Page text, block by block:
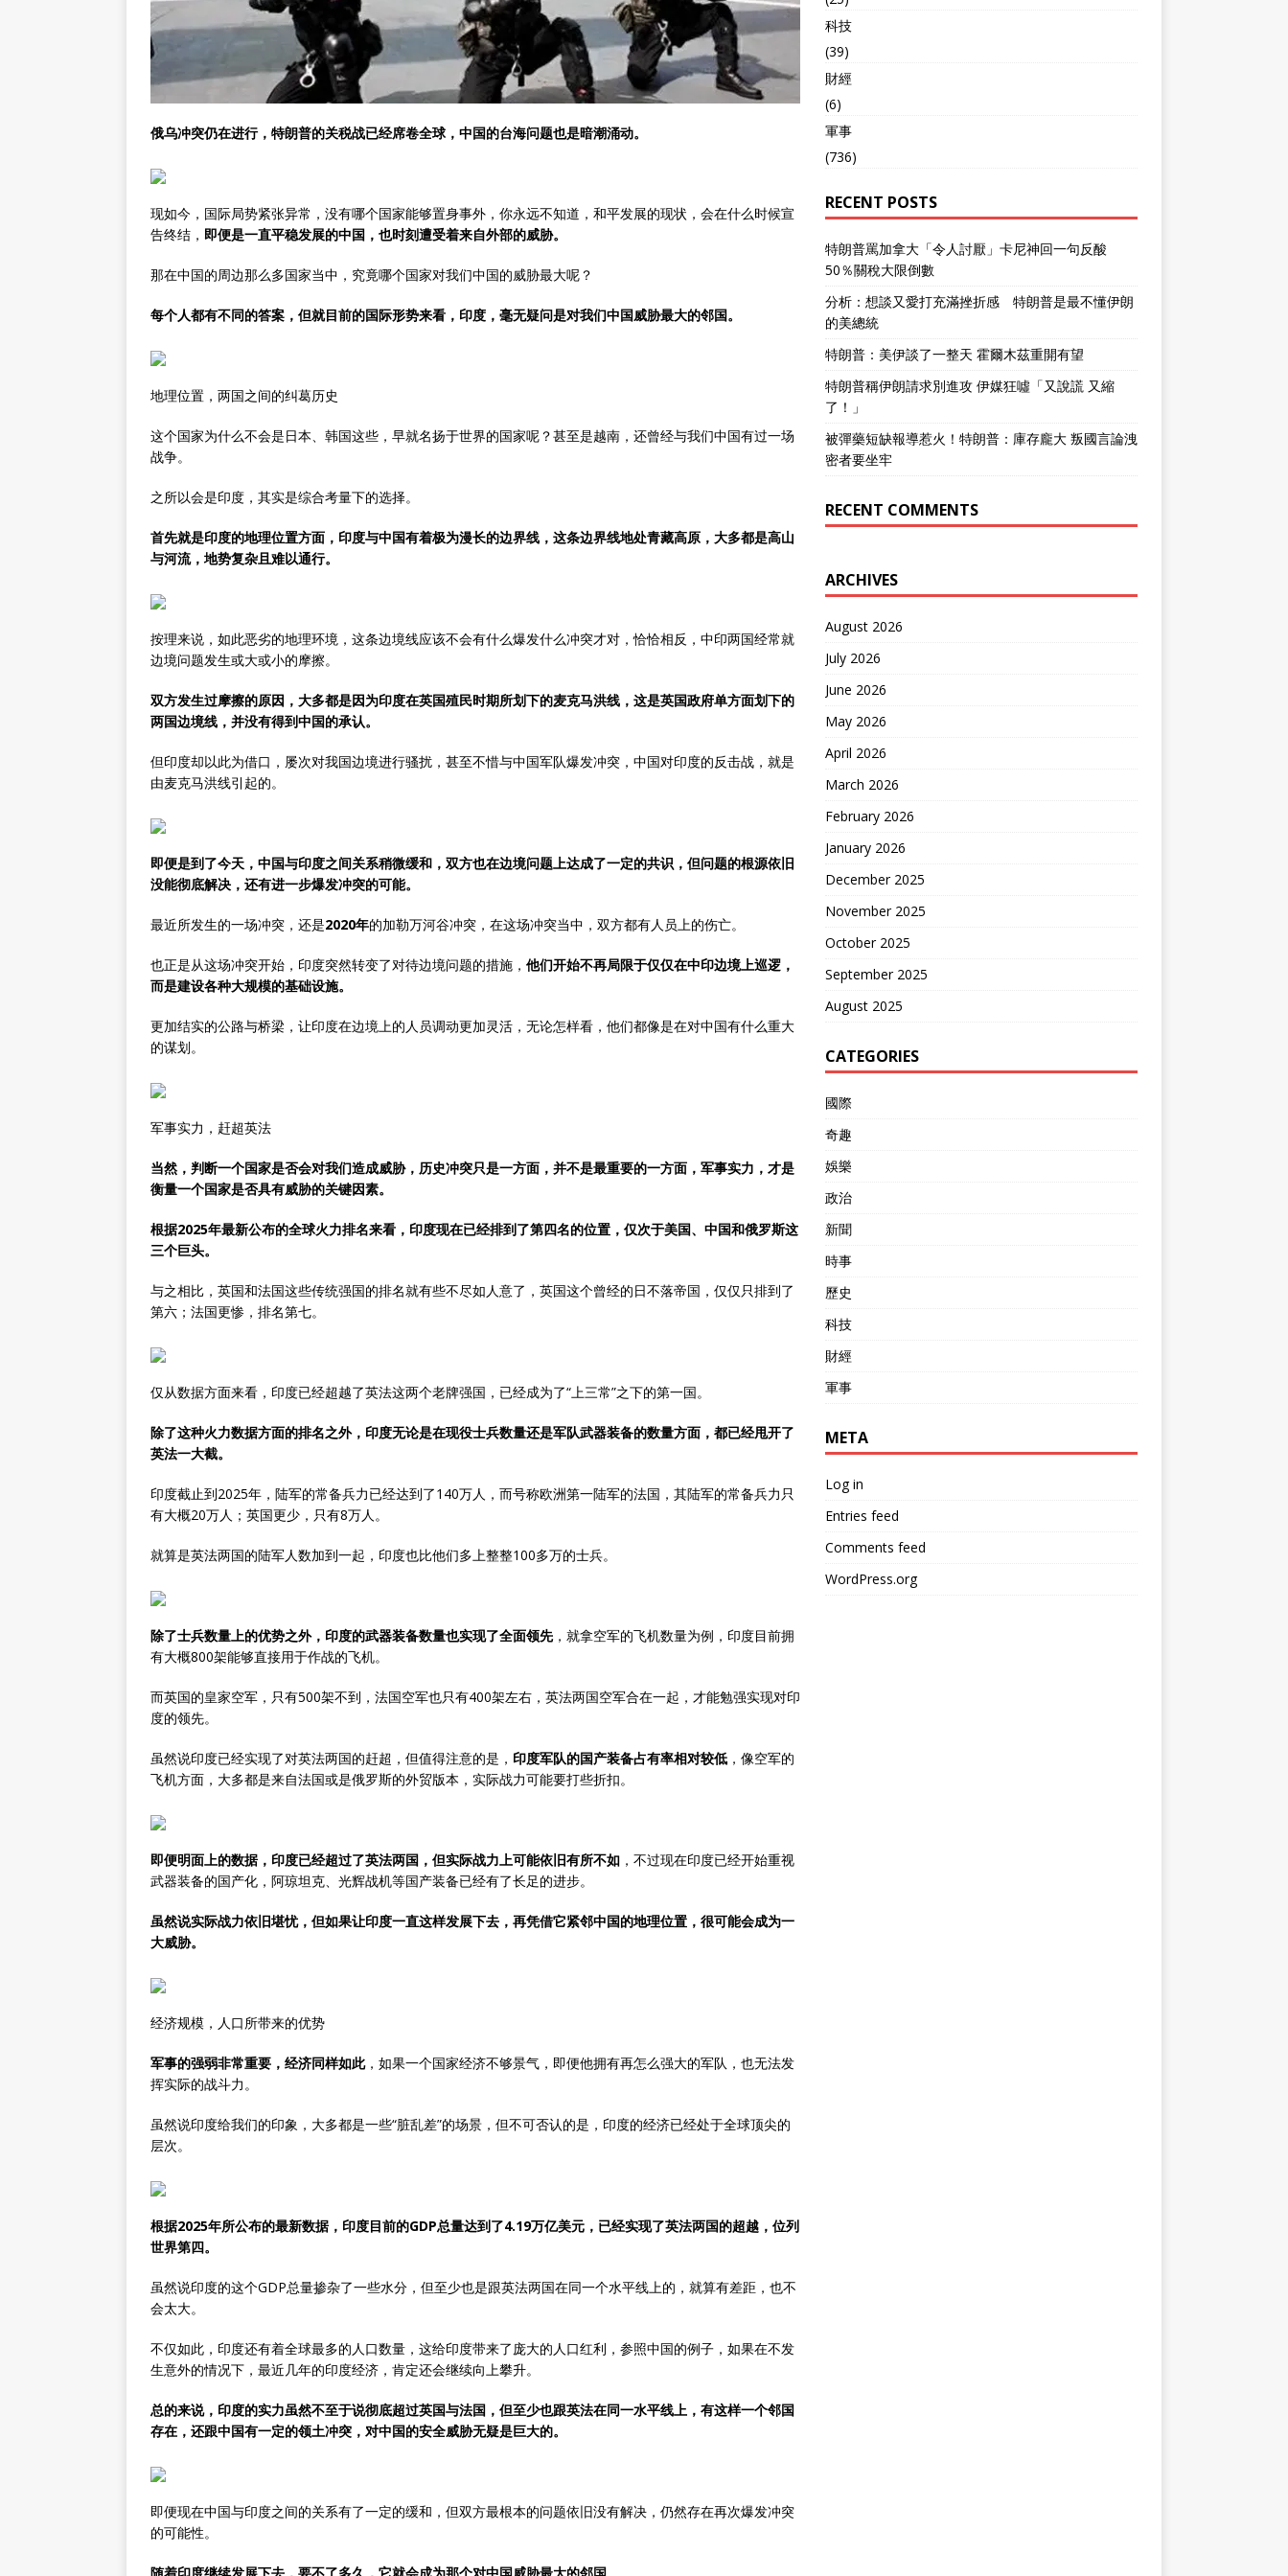
俄乌冲突仍在进行，特朗普的关税战已经席卷全球，中国的台海问题也是暗潮涌动。
现如今，国际局势紧张异常，没有哪个国家能够置身事外，你永远不知道，和平发展的现状，会在什么时候宣
告终结， 即便是一直平稳发展的中国，也时刻遭受着来自外部的威胁。
那在中国的周边那么多国家当中，究竟哪个国家对我们中国的威胁最大呢？
每个人都有不同的答案，但就目前的国际形势来看，印度，毫无疑问是对我们中国威胁最大的邻国。
地理位置，两国之间的纠葛历史
这个国家为什么不会是日本、韩国这些，早就名扬于世界的国家呢？甚至是越南，还曾经与我们中国有过一场
战争。
之所以会是印度，其实是综合考量下的选择。
首先就是印度的地理位置方面，印度与中国有着极为漫长的边界线，这条边界线地处青藏高原，大多都是高山
与河流，地势复杂且难以通行。
按理来说，如此恶劣的地理环境，这条边境线应该不会有什么爆发什么冲突才对，恰恰相反，中印两国经常就
边境问题发生或大或小的摩擦。
双方发生过摩擦的原因，大多都是因为印度在英国殖民时期所划下的麦克马洪线，这是英国政府单方面划下的
两国边境线，并没有得到中国的承认。
但印度却以此为借口，屡次对我国边境进行骚扰，甚至不惜与中国军队爆发冲突，中国对印度的反击战，就是
由麦克马洪线引起的。
即便是到了今天，中国与印度之间关系稍微缓和，双方也在边境问题上达成了一定的共识，但问题的根源依旧
没能彻底解决，还有进一步爆发冲突的可能。
最近所发生的一场冲突，还是2020年的加勒万河谷冲突，在这场冲突当中，双方都有人员上的伤亡。
也正是从这场冲突开始，印度突然转变了对待边境问题的措施， 他们开始不再局限于仅仅在中印边境上巡逻，
而是建设各种大规模的基础设施。
更加结实的公路与桥梁，让印度在边境上的人员调动更加灵活，无论怎样看，他们都像是在对中国有什么重大
的谋划。
军事实力，赶超英法
当然，判断一个国家是否会对我们造成威胁，历史冲突只是一方面，并不是最重要的一方面，军事实力，才是
衡量一个国家是否具有威胁的关键因素。
根据2025年最新公布的全球火力排名来看，印度现在已经排到了第四名的位置，仅次于美国、中国和俄罗斯这
三个巨头。
与之相比，英国和法国这些传统强国的排名就有些不尽如人意了，英国这个曾经的日不落帝国，仅仅只排到了
第六；法国更惨，排名第七。
仅从数据方面来看，印度已经超越了英法这两个老牌强国，已经成为了“上三常”之下的第一国。
除了这种火力数据方面的排名之外，印度无论是在现役士兵数量还是军队武器装备的数量方面，都已经甩开了
英法一大截。
印度截止到2025年，陆军的常备兵力已经达到了140万人，而号称欧洲第一陆军的法国，其陆军的常备兵力只
有大概20万人；英国更少，只有8万人。
就算是英法两国的陆军人数加到一起，印度也比他们多上整整100多万的士兵。
除了士兵数量上的优势之外，印度的武器装备数量也实现了全面领先，就拿空军的飞机数量为例，印度目前拥
有大概800架能够直接用于作战的飞机。
而英国的皇家空军，只有500架不到，法国空军也只有400架左右，英法两国空军合在一起，才能勉强实现对印
度的领先。
虽然说印度已经实现了对英法两国的赶超，但值得注意的是， 印度军队的国产装备占有率相对较低 ，像空军的
飞机方面，大多都是来自法国或是俄罗斯的外贸版本，实际战力可能要打些折扣。
即便明面上的数据，印度已经超过了英法两国，但实际战力上可能依旧有所不如 ，不过现在印度已经开始重视
武器装备的国产化，阿琼坦克、光辉战机等国产装备已经有了长足的进步。
虽然说实际战力依旧堪忧，但如果让印度一直这样发展下去，再凭借它紧邻中国的地理位置，很可能会成为一
大威胁。
经济规模，人口所带来的优势
军事的强弱非常重要，经济同样如此，如果一个国家经济不够景气，即便他拥有再怎么强大的军队，也无法发
挥实际的战斗力。
虽然说印度给我们的印象，大多都是一些“脏乱差”的场景，但不可否认的是，印度的经济已经处于全球顶尖的
层次。
根据2025年所公布的最新数据，印度目前的GDP总量达到了4.19万亿美元，已经实现了英法两国的超越，位列
世界第四。
虽然说印度的这个GDP总量掺杂了一些水分，但至少也是跟英法两国在同一个水平线上的，就算有差距，也不
会太大。
不仅如此，印度还有着全球最多的人口数量，这给印度带来了庞大的人口红利，参照中国的例子，如果在不发
生意外的情况下，最近几年的印度经济，肯定还会继续向上攀升。
总的来说，印度的实力虽然不至于说彻底超过英国与法国，但至少也跟英法在同一水平线上，有这样一个邻国
存在，还跟中国有一定的领土冲突，对中国的安全威胁无疑是巨大的。
即便现在中国与印度之间的关系有了一定的缓和，但双方最根本的问题依旧没有解决，仍然存在再次爆发冲突
的可能性。
科技
(39)
財經
(6)
軍事
(736)
RECENT POSTS
特朗普罵加拿大「令人討厭」卡尼神回一句反酸
50％關稅大限倒數
分析：想談又愛打充滿挫折感 特朗普是最不懂伊朗
的美總統
特朗普：美伊談了一整天 霍爾木茲重開有望
特朗普稱伊朗請求別進攻 伊媒狂噓「又說謊 又縮
了！」
被彈藥短缺報導惹火！特朗普：庫存龐大 叛國言論洩
密者要坐牢
RECENT COMMENTS
ARCHIVES
August 2026
July 2026
June 2026
May 2026
April 2026
March 2026
February 2026
January 2026
December 2025
November 2025
October 2025
September 2025
August 2025
CATEGORIES
國際
奇趣
娛樂
政治
新聞
時事
歷史
科技
財經
軍事
META
Log in
Entries feed
Comments feed
WordPress.org